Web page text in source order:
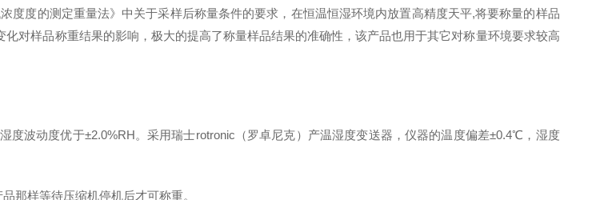
度度的测定重量法》中关于采样后称量条件的要求，在恒温恒湿环境内放置高精度天平,将要称量的样品
对样品称重结果的影响，极大的提高了称量样品结果的准确性，该产品也用于其它对称量环境要求较高
波动度优于±2.0%RH。采用瑞士rotronic（罗卓尼克）产温湿度变送器，仪器的温度偏差±0.4℃，湿度
那样等待压缩机停机后才可称重。